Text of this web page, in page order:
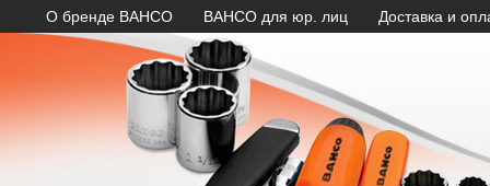
О бренде BAHCO BAHCO для юр. лиц Доставка и